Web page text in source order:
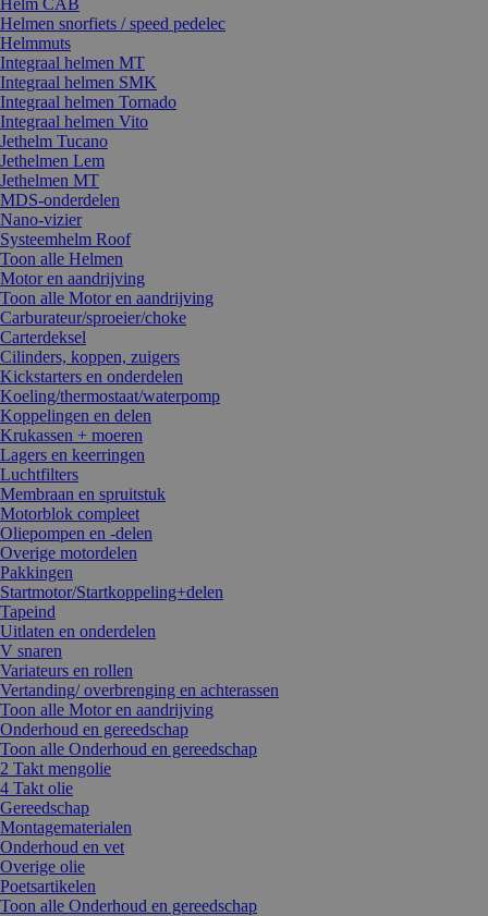
Helm CAB
Helmen snorfiets / speed pedelec
Helmmuts
Integraal helmen MT
Integraal helmen SMK
Integraal helmen Tornado
Integraal helmen Vito
Jethelm Tucano
Jethelmen Lem
Jethelmen MT
MDS-onderdelen
Nano-vizier
Systeemhelm Roof
Toon alle Helmen
Motor en aandrijving
Toon alle Motor en aandrijving
Carburateur/sproeier/choke
Carterdeksel
Cilinders, koppen, zuigers
Kickstarters en onderdelen
Koeling/thermostaat/waterpomp
Koppelingen en delen
Krukassen + moeren
Lagers en keerringen
Luchtfilters
Membraan en spruitstuk
Motorblok compleet
Oliepompen en -delen
Overige motordelen
Pakkingen
Startmotor/Startkoppeling+delen
Tapeind
Uitlaten en onderdelen
V snaren
Variateurs en rollen
Vertanding/ overbrenging en achterassen
Toon alle Motor en aandrijving
Onderhoud en gereedschap
Toon alle Onderhoud en gereedschap
2 Takt mengolie
4 Takt olie
Gereedschap
Montagematerialen
Onderhoud en vet
Overige olie
Poetsartikelen
Toon alle Onderhoud en gereedschap